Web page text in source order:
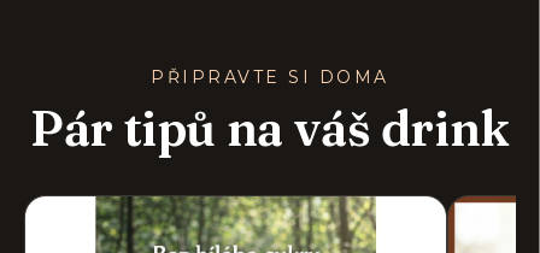
PŘIPRAVTE SI DOMA
Pár tipů na váš drink